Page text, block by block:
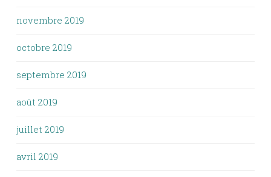
novembre 2019
octobre 2019
septembre 2019
août 2019
juillet 2019
avril 2019